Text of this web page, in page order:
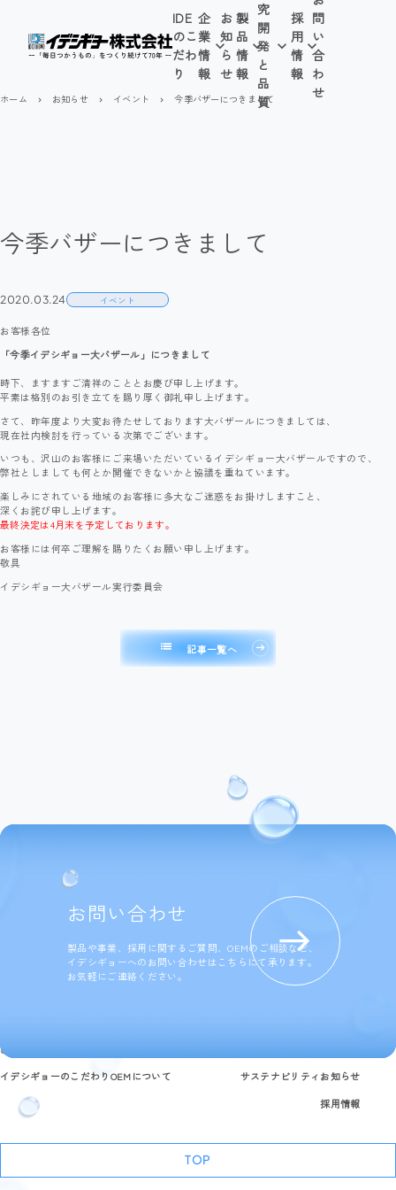
IDE
のこ
だわ
り
企
業
情
報
お
知
ら
せ
製
品
情
報
究
開
発
と
品
質
採
用
情
報
問
い
合
わ
せ
ホーム navigate_next お知らせ navigate_next イベント navigate_next 今季バザーにつきまして
今季バザーにつきまして
2020.03.24 イベント
お客様各位
「今季イデシギョー大バザール」につきまして
時下、ますますご清祥のこととお慶び申し上げます。
平素は格別のお引き立てを賜り厚く御礼申し上げます。
さて、昨年度より大変お待たせしております大バザールにつきましては、
現在社内検討を行っている次第でございます。
いつも、沢山のお客様にご来場いただいているイデシギョー大バザールですので、
弊社としましても何とか開催できないかと協議を重ねています。
楽しみにされている地域のお客様に多大なご迷惑をお掛けしますこと、
深くお詫び申し上げます。
最終決定は4月末を予定しております。
お客様には何卒ご理解を賜りたくお願い申し上げます。
敬具
イデシギョー大バザール実行委員会
list 記事一覧へ
お問い合わせ
製品や事業、採用に関するご質問、OEMのご相談など、
イデシギョーへのお問い合わせはこちらにて承ります。
お気軽にご連絡ください。
製品情報
イデシギョーのこだわりOEMについて
サステナビリティ お知らせ
採用情報
TOP